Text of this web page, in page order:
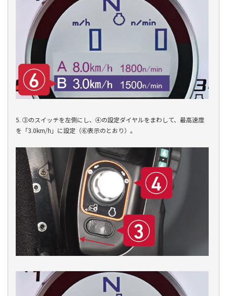
5. ③のスイッチを左側にし、④の設定ダイヤルをまわして、最高速度
を「3.0km/h」に設定（⑥表示のとおり）。